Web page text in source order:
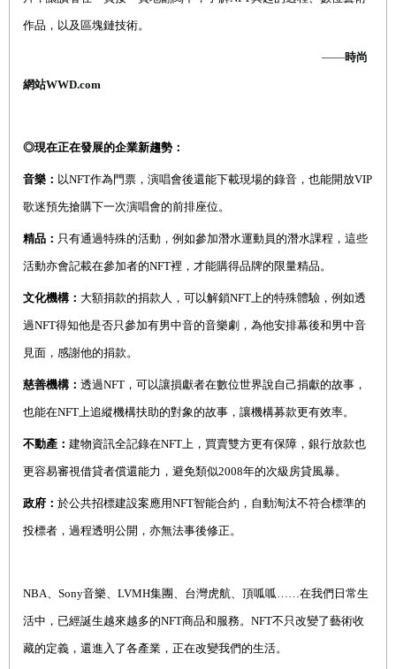
作品，以及區塊鏈技術。
——時尚
網站WWD.com
◎現在正在發展的企業新趨勢：
音樂： 以NFT作為門票，演唱會後還能下載現場的錄音，也能開放VIP
歌迷預先搶購下一次演唱會的前排座位。
精品： 只有通過特殊的活動，例如參加潛水運動員的潛水課程，這些
活動亦會記載在參加者的NFT裡，才能購得品牌的限量精品。
文化機構： 大額捐款的捐款人，可以解鎖NFT上的特殊體驗，例如透
過NFT得知他是否只參加有男中音的音樂劇，為他安排幕後和男中音
見面，感謝他的捐款。
慈善機構： 透過NFT，可以讓損獻者在數位世界說自己捐獻的故事，
也能在NFT上追縱機構扶助的對象的故事，讓機構募款更有效率。
不動產： 建物資訊全記錄在NFT上，買賣雙方更有保障，銀行放款也
更容易審視借貸者償還能力，避免類似2008年的次級房貸風暴。
政府： 於公共招標建設案應用NFT智能合約，自動淘汰不符合標準的
投標者，過程透明公開，亦無法事後修正。
NBA 、Sony音樂、LVMH集團、台灣虎航、頂呱呱……在我們日常生
活中，已經誕生越來越多的NFT商品和服務。NFT不只改變了藝術收
藏的定義，還進入了各產業，正在改變我們的生活。